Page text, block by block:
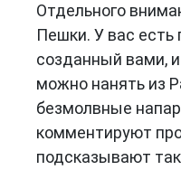
Отдельного
Пешки. У вас есть
созданный вами,
можно нанять из
безмолвные
комментируют
подсказывают